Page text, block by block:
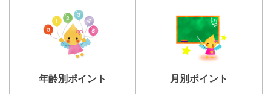
年齢別ポイント 月別ポイント